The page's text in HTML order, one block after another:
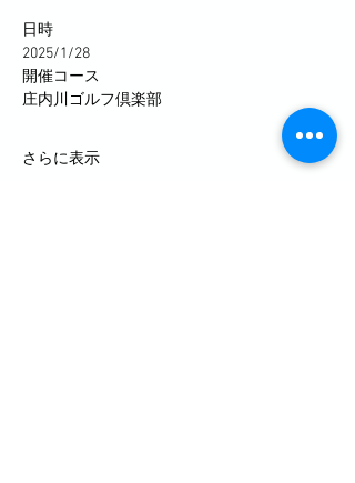
日時
2025/1/28
開催コース
庄内川ゴルフ倶楽部
さらに表示